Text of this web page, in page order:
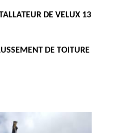
DE VELUX 13
DE TOITURE